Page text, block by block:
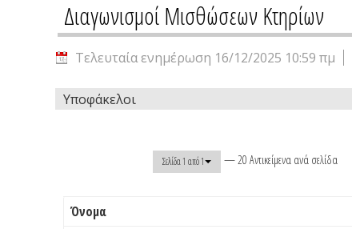
Διαγωνισμοί Μισθώσεων Κτηρίων
Τελευταία ενημέρωση 16/12/2025 10:59 πμ
Υποφάκελοι
Σελίδα 1 από 1 — 20 Αντικείμενα ανά σελίδα
Όνομα